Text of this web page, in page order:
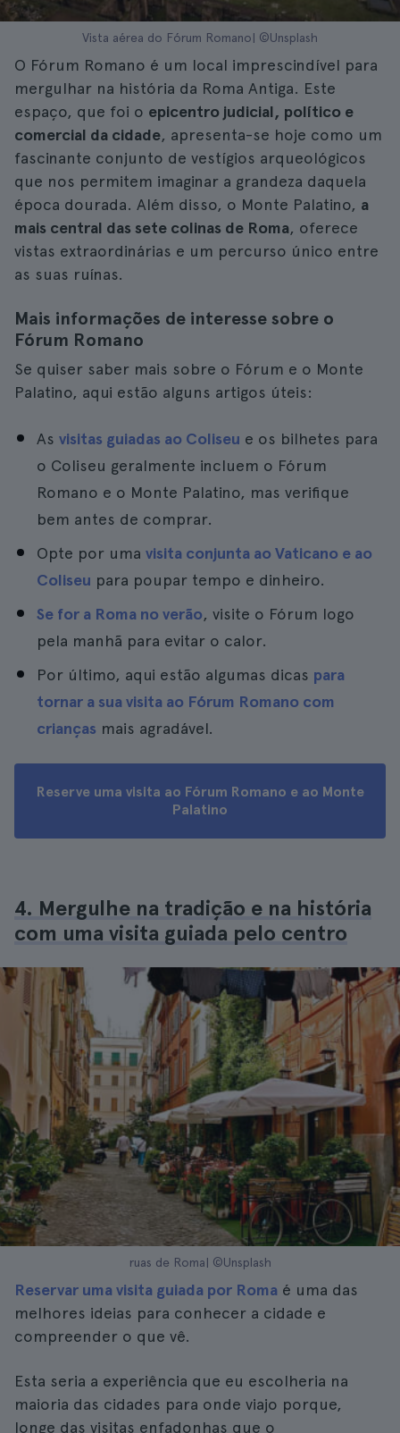
Vista aérea do Fórum Romano| ©Unsplash
O Fórum Romano é um local imprescindível para
mergulhar na história da Roma Antiga. Este
espaço, que foi o epicentro judicial, político e
comercial da cidade, apresenta-se hoje como um
fascinante conjunto de vestígios arqueológicos
que nos permitem imaginar a grandeza daquela
época dourada. Além disso, o Monte Palatino, a
mais central das sete colinas de Roma, oferece
vistas extraordinárias e um percurso único entre
as suas ruínas.
Mais informações de interesse sobre o
Fórum Romano
Se quiser saber mais sobre o Fórum e o Monte
Palatino, aqui estão alguns artigos úteis:
As visitas guiadas ao Coliseu e os bilhetes para
o Coliseu geralmente incluem o Fórum
Romano e o Monte Palatino, mas verifique
bem antes de comprar.
Opte por uma visita conjunta ao Vaticano e ao
Coliseu para poupar tempo e dinheiro.
Se for a Roma no verão, visite o Fórum logo
pela manhã para evitar o calor.
Por último, aqui estão algumas dicas para
tornar a sua visita ao Fórum Romano com
crianças mais agradável.
Reserve uma visita ao Fórum Romano e ao Monte
Palatino
4. Mergulhe na tradição e na história
com uma visita guiada pelo centro
ruas de Roma| ©Unsplash
Reservar uma visita guiada por Roma é uma das
melhores ideias para conhecer a cidade e
compreender o que vê.
Esta seria a experiência que eu escolheria na
maioria das cidades para onde viajo porque,
longe das visitas enfadonhas que o